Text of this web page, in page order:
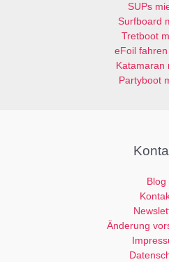
SUPs
Surfboard
Tretboot
eFoil
Katamaran
Partyboot
Blog
Änderung